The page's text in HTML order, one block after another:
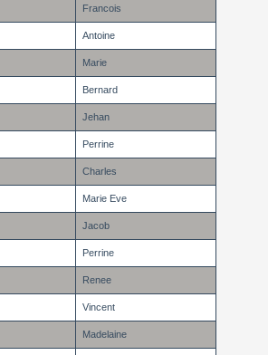
Francois
Antoine
Marie
Bernard
Jehan
Perrine
Charles
Marie Eve
Jacob
Perrine
Renee
Vincent
Madelaine